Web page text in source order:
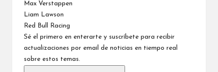
Max Verstappen
Liam Lawson
Red Bull Racing
Sé el primero en enterarte y suscríbete para recibir
actualizaciones por email de noticias en tiempo real
sobre estos temas.